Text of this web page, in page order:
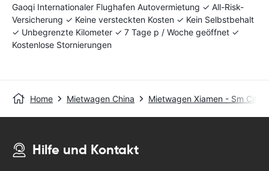
Gaoqi Internationaler Flughafen Autovermietung ✓ All-Risk-
Versicherung ✓ Keine versteckten Kosten ✓ Kein Selbstbehalt
✓ Unbegrenzte Kilometer ✓ 7 Tage p / Woche geöffnet ✓
Kostenlose Stornierungen
Home Mietwagen China Mietwagen Xiamen - Sm City
Hilfe und Kontakt